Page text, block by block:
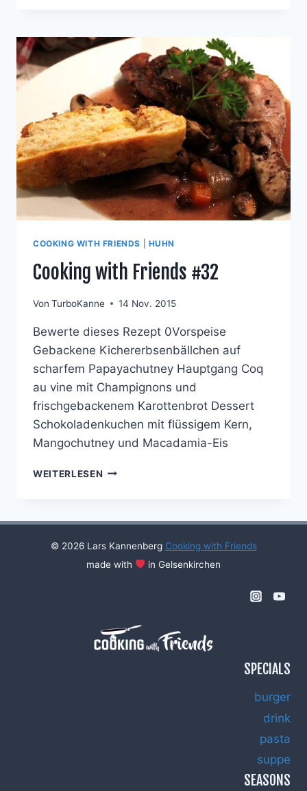
AKOBSMUSCHEL U
ASILIKUMSCHAUM
COOKING WITH FRIENDS HUHN
Cooking with Friends #32
Von TurboKanne 14 Nov. 2015
Bewerte dieses Rezept 0Vorspeise
Gebackene Kichererbsenbällchen auf
scharfem Papayachutney Hauptgang Coq
au vine mit Champignons und
frischgebackenem Karottenbrot Dessert
Schokoladenkuchen mit flüssigem Kern,
Mangochutney und Macadamia-Eis
WEITERLESEN COOKING
© 2026 Lars Kannenberg Cooking with Friends
made with
in Gelsenkirchen
SPECIALS
burger
drink
pasta
suppe
SEASONS